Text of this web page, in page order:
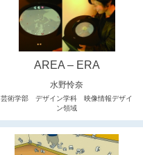
AREA – ERA
水野怜奈
芸術学部 デザイン学科 映像情報デザイ
ン領域